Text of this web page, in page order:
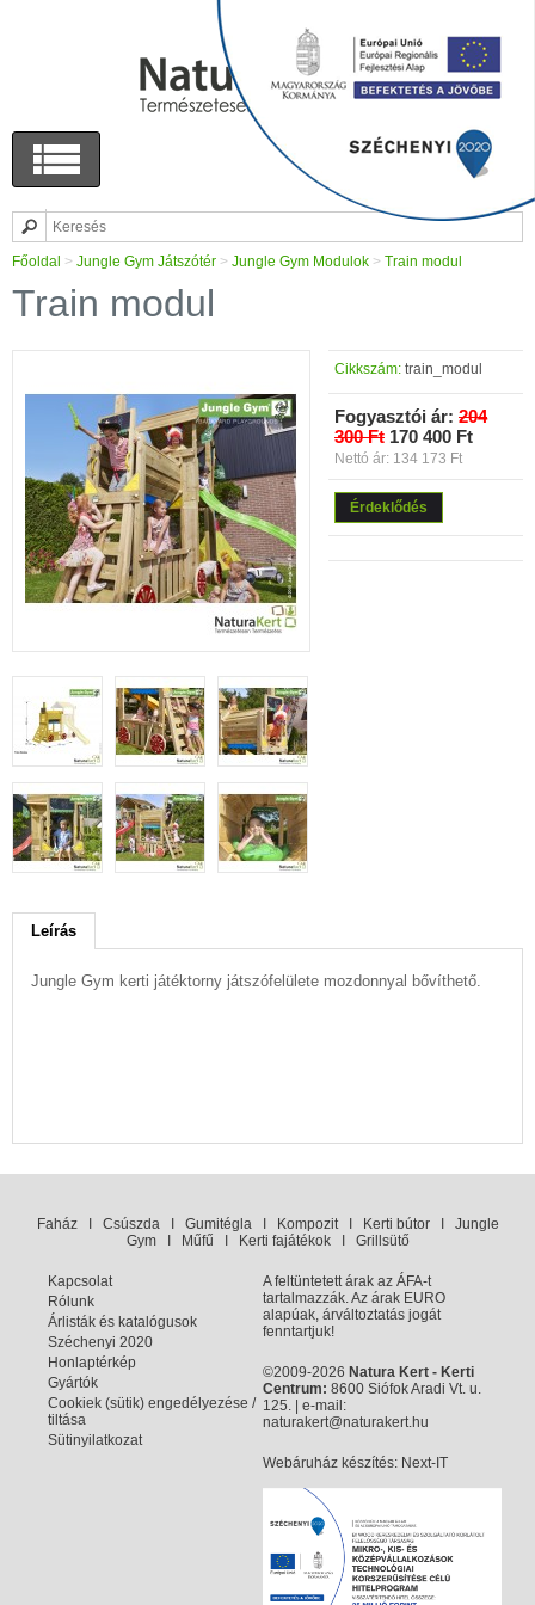
Főoldal > Jungle Gym Játszótér > Jungle Gym Modulok > Train modul
Train modul
Cikkszám: train_modul
Fogyasztói ár: 204
300 Ft 170 400 Ft
Nettó ár: 134 173 Ft
Érdeklődés
Leírás
Jungle Gym kerti játéktorny játszófelülete mozdonnyal bővíthető.
FaházI CsúszdaI GumitéglaI KompozitI Kerti bútorI Jungle
GymI Műfű Kerti fajátékokI Grillsütő
Kapcsolat
Rólunk
Árlisták és katalógusok
Széchenyi 2020
Honlaptérkép
Gyártók
Cookiek (sütik) engedélyezése /
tiltása
Sütinyilatkozat
A feltüntetett árak az ÁFA-t
tartalmazzák. Az árak EURO
alapúak, árváltoztatás jogát
fenntartjuk!
©2009-2026 Natura Kert - Kerti
Centrum: 8600 Siófok Aradi Vt. u.
125. | e-mail:
naturakert@naturakert.hu
Webáruház készítés: Next-IT